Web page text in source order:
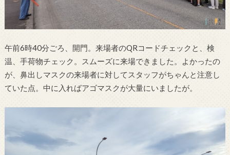
午前6時40分ごろ、開門。来場者のQRコードチェックと、検
温、手荷物チェック。スムーズに来場できました。よかったの
が、鼻出しマスクの来場者に対してスタッフがちゃんと注意し
ていた点。中に入ればアゴマスクが大量にいましたが。